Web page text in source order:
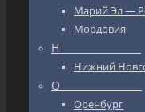
Марий Эл —
Мордовия
Н_________________
Нижний
О_________________
Оренбург